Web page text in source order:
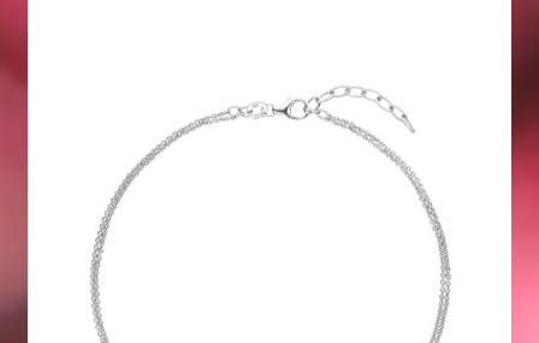
Ostergeschenke finden für Ostern 2021
Ostergeschenke finden für Ostern 2022